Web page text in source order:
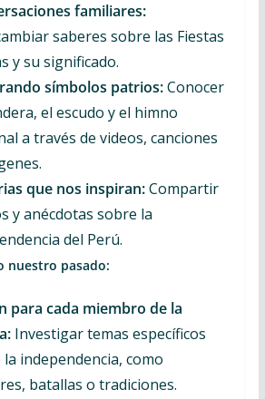
familiares:
saberes sobre las Fiestas
y su significado.
símbolos patrios:Conocer
el escudo y el himno
a través de videos, canciones
que nos inspiran:Compartir
y anécdotas sobre la
del Perú.
nuestro pasado:
para cada miembro de la
Investigar temas específicos
independencia, como
batallas o tradiciones.